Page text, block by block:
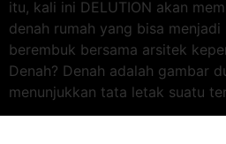
itu, kali ini DELUTION akan
denah rumah yang bisa
berembuk bersama arsitek
Denah? Denah adalah gambar
menunjukkan tata letak suatu